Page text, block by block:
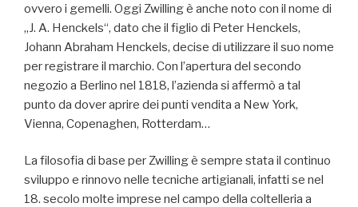
ovvero i gemelli. Oggi Zwilling è anche noto con il nome di
„J. A. Henckels“, dato che il figlio di Peter Henckels,
Johann Abraham Henckels, decise di utilizzare il suo nome
per registrare il marchio. Con l’apertura del secondo
negozio a Berlino nel 1818, l’azienda si affermò a tal
punto da dover aprire dei punti vendita a New York,
Vienna, Copenaghen, Rotterdam…
La filosofia di base per Zwilling è sempre stata il continuo
sviluppo e rinnovo nelle tecniche artigianali, infatti se nel
18. secolo molte imprese nel campo della coltelleria a